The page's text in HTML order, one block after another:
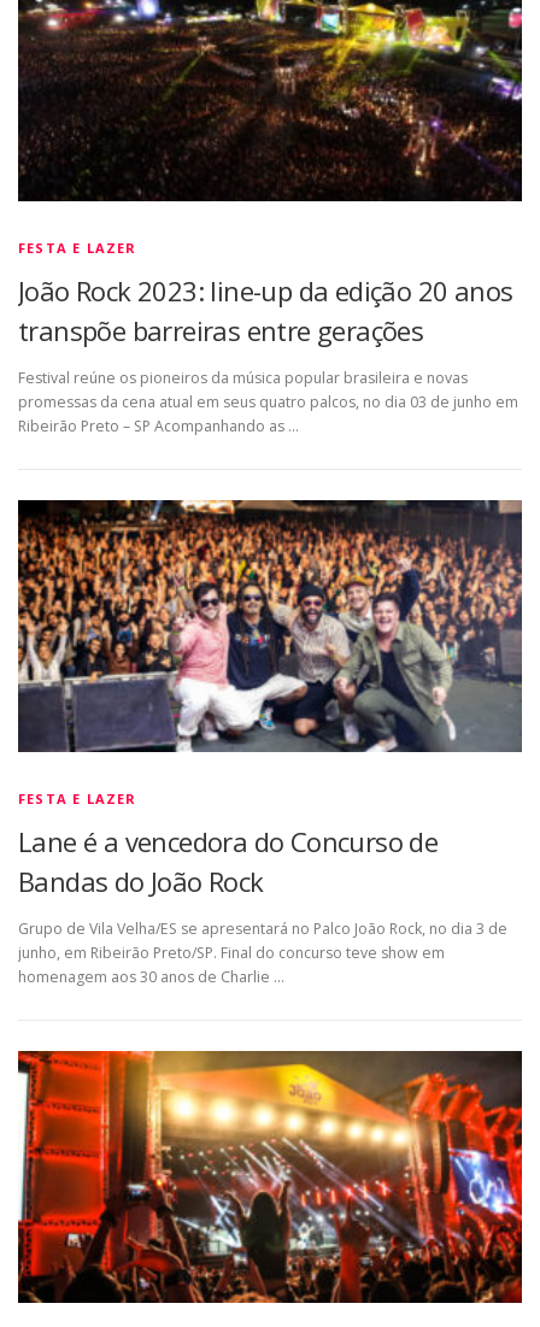
FESTA E LAZER
João Rock 2023: line-up da edição 20 anos
transpõe barreiras entre gerações
Festival reúne os pioneiros da música popular brasileira e novas
promessas da cena atual em seus quatro palcos, no dia 03 de junho em
Ribeirão Preto – SP Acompanhando as …
FESTA E LAZER
Lane é a vencedora do Concurso de
Bandas do João Rock
Grupo de Vila Velha/ES se apresentará no Palco João Rock, no dia 3 de
junho, em Ribeirão Preto/SP. Final do concurso teve show em
homenagem aos 30 anos de Charlie …